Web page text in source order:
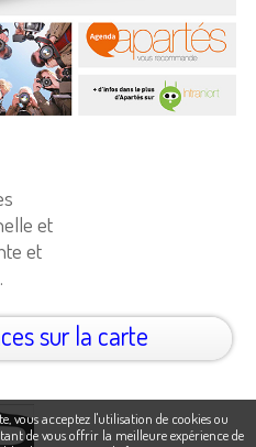
et
et
sur la carte
vous acceptez l'utilisation de cookies ou
de vous offrir la meilleure expérience de